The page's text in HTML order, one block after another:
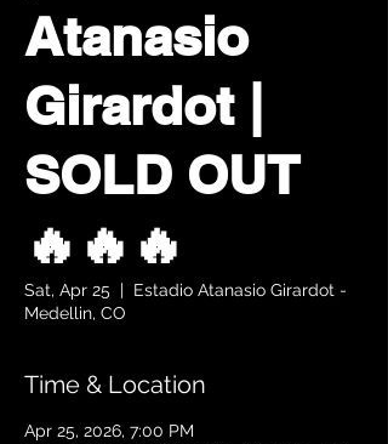
Atanasio
Girardot |
SOLD OUT
🔥🔥🔥
Sat, Apr 25
  |
Estadio Atanasio Girardot -
Medellin, CO
Time & Location
Apr 25, 2026, 7:00 PM